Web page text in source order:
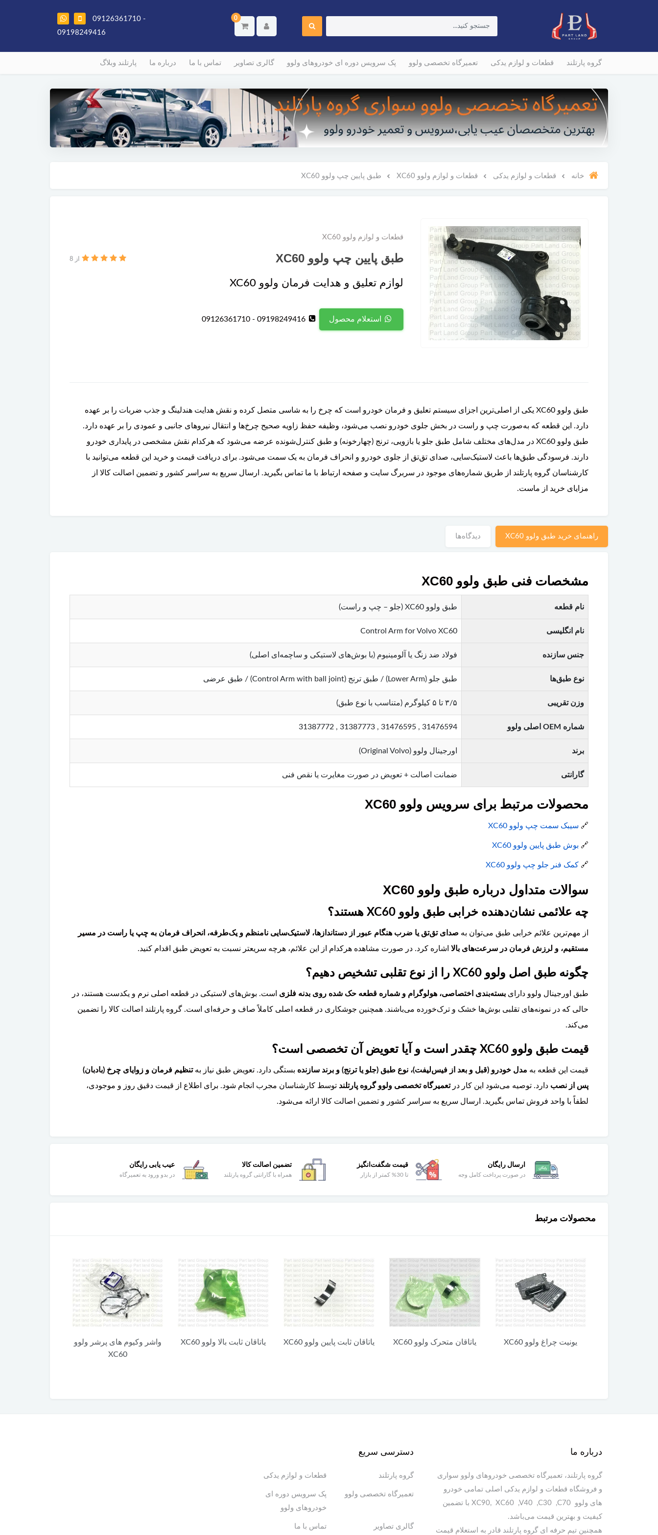
0
09126361710 -
09198249416
گروه پارتلند قطعات و لوازم یدکی تعمیرگاه تخصصی ولوو پک سرویس دوره ای خودروهای ولوو گالری تصاویر تماس با ما درباره ما پارتلند وبلاگ
خانه قطعات و لوازم یدکی قطعات و لوازم ولوو XC60 طبق پایین چپ ولوو XC60
قطعات و لوازم ولوو XC60
طبق پایین چپ ولوو XC60 از 8
لوازم تعلیق و هدایت فرمان ولوو XC60
استعلام محصول 09198249416 - 09126361710
طبق ولوو XC60 یکی از اصلی‌ترین اجزای سیستم تعلیق و فرمان خودرو است که چرخ را به شاسی متصل کرده و نقش هدایت هندلینگ و جذب ضربات را بر عهده
دارد. این قطعه که به‌صورت چپ و راست در بخش جلوی خودرو نصب می‌شود، وظیفه حفظ زاویه صحیح چرخ‌ها و انتقال نیروهای جانبی و عمودی را بر عهده دارد.
طبق ولوو XC60 در مدل‌های مختلف شامل طبق جلو یا بازویی، ترنج (چهارخونه) و طبق کنترل‌شونده عرضه می‌شود که هرکدام نقش مشخصی در پایداری خودرو
دارند. فرسودگی طبق‌ها باعث لاستیک‌سایی، صدای تق‌تق از جلوی خودرو و انحراف فرمان به یک سمت می‌شود. برای دریافت قیمت و خرید این قطعه می‌توانید با
کارشناسان گروه پارتلند از طریق شماره‌های موجود در سربرگ سایت و صفحه ارتباط با ما تماس بگیرید. ارسال سریع به سراسر کشور و تضمین اصالت کالا از
مزایای خرید از ماست.
راهنمای خرید طبق ولوو XC60 دیدگاه‌ها
مشخصات فنی طبق ولوو XC60
نام قطعه طبق ولوو XC60 (جلو – چپ و راست)
نام انگلیسی Control Arm for Volvo XC60
جنس سازنده فولاد ضد زنگ یا آلومینیوم (با بوش‌های لاستیکی و ساچمه‌ای اصلی)
نوع طبق‌ها طبق جلو (Lower Arm) / طبق ترنج (Control Arm with ball joint) / طبق عرضی
وزن تقریبی ۳/۵ تا ۵ کیلوگرم (متناسب با نوع طبق)
شماره OEM اصلی ولوو 31476594 , 31476595 , 31387773 , 31387772
برند اورجینال ولوو (Original Volvo)
گارانتی ضمانت اصالت + تعویض در صورت مغایرت یا نقص فنی
محصولات مرتبط برای سرویس ولوو XC60
🔗 سیبک سمت چپ ولوو XC60
🔗 بوش طبق پایین ولوو XC60
🔗 کمک فنر جلو چپ ولوو XC60
سوالات متداول درباره طبق ولوو XC60
چه علائمی نشان‌دهنده خرابی طبق ولوو XC60 هستند؟
از مهم‌ترین علائم خرابی طبق می‌توان به صدای تق‌تق یا ضرب هنگام عبور از دستاندازها، لاستیک‌سایی نامنظم و یک‌طرفه، انحراف فرمان به چپ یا راست در مسیر
مستقیم، و لرزش فرمان در سرعت‌های بالا اشاره کرد. در صورت مشاهده هرکدام از این علائم، هرچه سریعتر نسبت به تعویض طبق اقدام کنید.
چگونه طبق اصل ولوو XC60 را از نوع تقلبی تشخیص دهیم؟
طبق اورجینال ولوو دارای بسته‌بندی اختصاصی، هولوگرام و شماره قطعه حک شده روی بدنه فلزی است. بوش‌های لاستیکی در قطعه اصلی نرم و یکدست هستند، در
حالی که در نمونه‌های تقلبی بوش‌ها خشک و ترک‌خورده می‌باشند. همچنین جوشکاری در قطعه اصلی کاملاً صاف و حرفه‌ای است. گروه پارتلند اصالت کالا را تضمین
می‌کند.
قیمت طبق ولوو XC60 چقدر است و آیا تعویض آن تخصصی است؟
قیمت این قطعه به مدل خودرو (قبل و بعد از فیس‌لیفت)، نوع طبق (جلو یا ترنج) و برند سازنده بستگی دارد. تعویض طبق نیاز بهتنظیم فرمان و زوایای چرخ (بادبان)
پس از نصب دارد. توصیه می‌شود این کار درتعمیرگاه تخصصی ولوو گروه پارتلند توسط کارشناسان مجرب انجام شود. برای اطلاع از قیمت دقیق روز و موجودی،
لطفاً با واحد فروش تماس بگیرید. ارسال سریع به سراسر کشور و تضمین اصالت کالا ارائه می‌شود.
ارسال رایگان
در صورت پرداخت کامل وجه
قیمت شگفت‌انگیز
تا 30% کمتر از بازار
تضمین اصالت کالا
همراه با گارانتی گروه پارتلند
عیب یابی رایگان
در بدو ورود به تعمیرگاه
محصولات مرتبط
یاتاقان متحرک ولوو XC60 یاتاقان ثابت پایین ولوو XC60 یاتاقان ثابت بالا ولوو XC60
واشر وکیوم های پرشر ولوو
واشر وکیوم پمپ ترمز ولوو
XC60
درباره ما
گروه پارتلند، تعمیرگاه تخصصی خودروهای ولوو سواری
و فروشگاه قطعات و لوازم یدکی اصلی تمامی خودرو
های ولوو XC90, XC60 ,V40 ,C30 ,C70 با تضمین
کیفیت و بهترین قیمت می‌باشد.
همچنین تیم حرفه ای گروه پارتلند قادر به استعلام قیمت
دسترسی سریع
گروه پارتلند قطعات و لوازم یدکی
تعمیرگاه تخصصی ولوو
پک سرویس دوره ای
خودروهای ولوو
گالری تصاویر تماس با ما